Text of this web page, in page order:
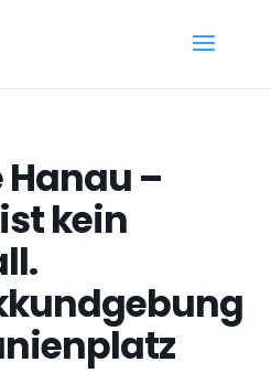
Hanau –
kein